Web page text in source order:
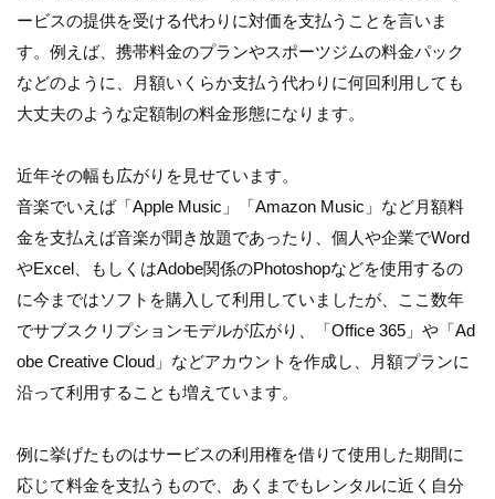
ービスの提供を受ける代わりに対価を支払うことを言いま
す。例えば、携帯料金のプランやスポーツジムの料金パック
などのように、月額いくらか支払う代わりに何回利用しても
大丈夫のような定額制の料金形態になります。
近年その幅も広がりを見せています。
音楽でいえば「Apple Music」「Amazon Music」など月額料
金を支払えば音楽が聞き放題であったり、個人や企業でWord
やExcel、もしくはAdobe関係のPhotoshopなどを使用するの
に今まではソフトを購入して利用していましたが、ここ数年
でサブスクリプションモデルが広がり、「Office 365」や「Ad
obe Creative Cloud」などアカウントを作成し、月額プランに
沿って利用することも増えています。
例に挙げたものはサービスの利用権を借りて使用した期間に
応じて料金を支払うもので、あくまでもレンタルに近く自分